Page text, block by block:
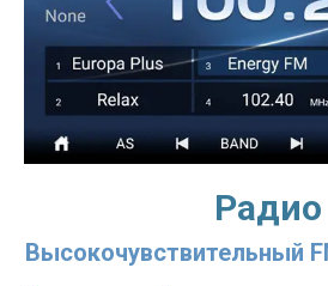
Радио
Высокочувствительный